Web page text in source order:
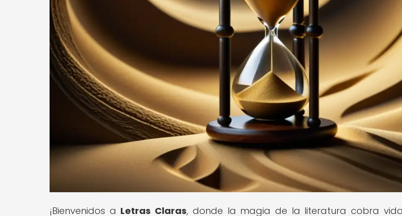
¡Bienvenidos a Letras Claras, donde la magia de la literatura cobra